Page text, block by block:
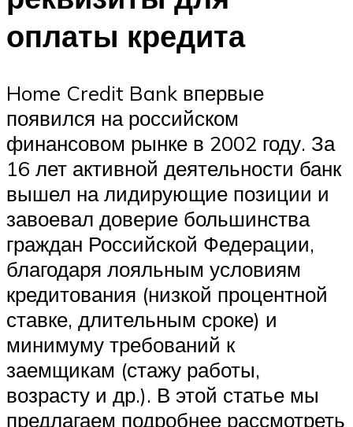
оплаты кредита
Home Credit Bank впервые
появился на российском
финансовом рынке в 2002 году. За
16 лет активной деятельности банк
вышел на лидирующие позиции и
завоевал доверие большинства
граждан Российской Федерации,
благодаря лояльным условиям
кредитования (низкой процентной
ставке, длительным сроке) и
минимуму требований к
заемщикам (стажу работы,
возрасту и др.). В этой статье мы
предлагаем подробнее рассмотреть